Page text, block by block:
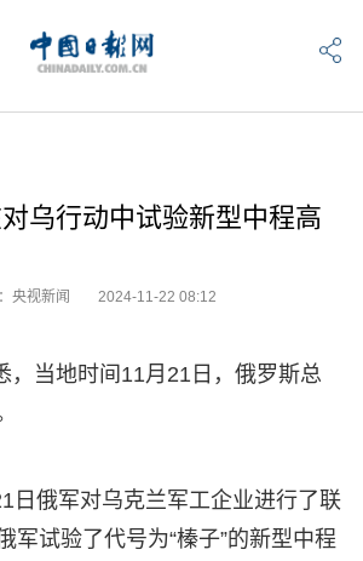
乌行动中试验新型中程高
央视新闻 2024-11-22 08:12
，当地时间11月21日，俄罗斯总
日俄军对乌克兰军工企业进行了联
军试验了代号为“榛子”的新型中程